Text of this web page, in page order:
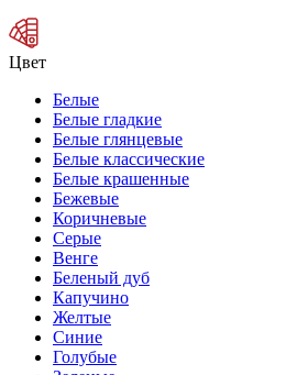
Цвет
Белые
Белые гладкие
Белые глянцевые
Белые классические
Белые крашенные
Бежевые
Коричневые
Серые
Венге
Беленый дуб
Капучино
Желтые
Синие
Голубые